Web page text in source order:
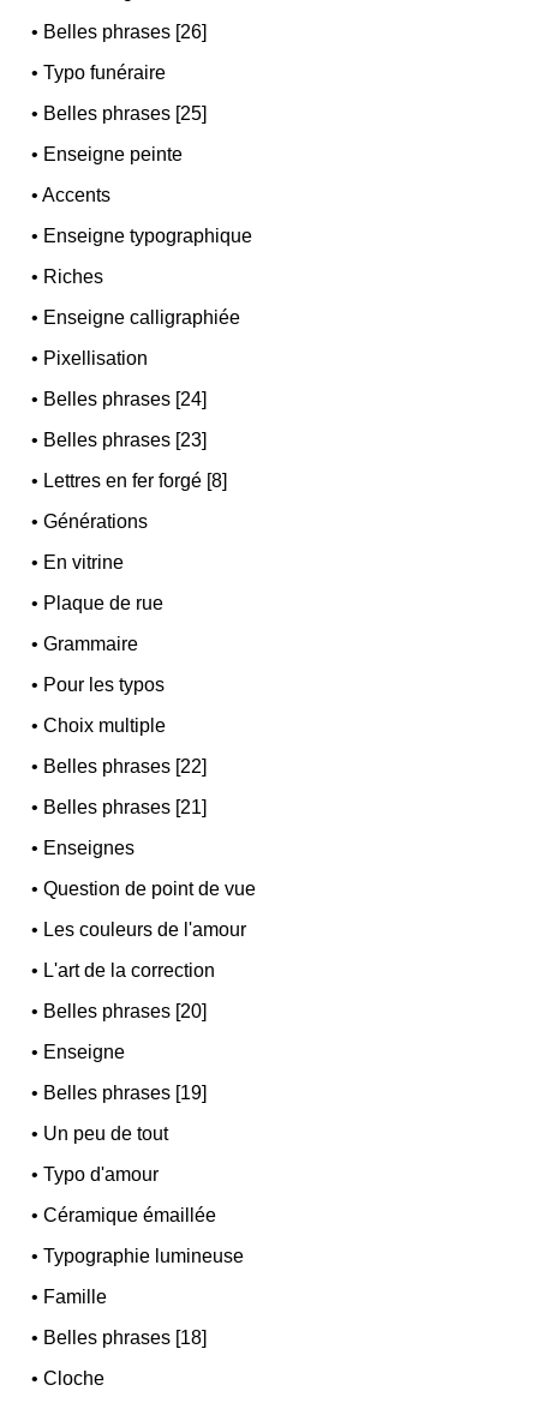
• Belles phrases [26]
•Typo funéraire
• Belles phrases [25]
• Enseigne peinte
•Accents
• Enseigne typographique
• Riches
• Enseigne calligraphiée
• Pixellisation
• Belles phrases [24]
• Belles phrases [23]
• Lettres en fer forgé [8]
•Générations
• En vitrine
• Plaque de rue
•Grammaire
• Pour les typos
•Choix multiple
• Belles phrases [22]
• Belles phrases [21]
• Enseignes
•Question de point de vue
• Les couleurs de l'amour
• L'art de la correction
• Belles phrases [20]
• Enseigne
• Belles phrases [19]
• Un peu de tout
•Typo d'amour
•Céramique émaillée
•Typographie lumineuse
• Famille
• Belles phrases [18]
•Cloche